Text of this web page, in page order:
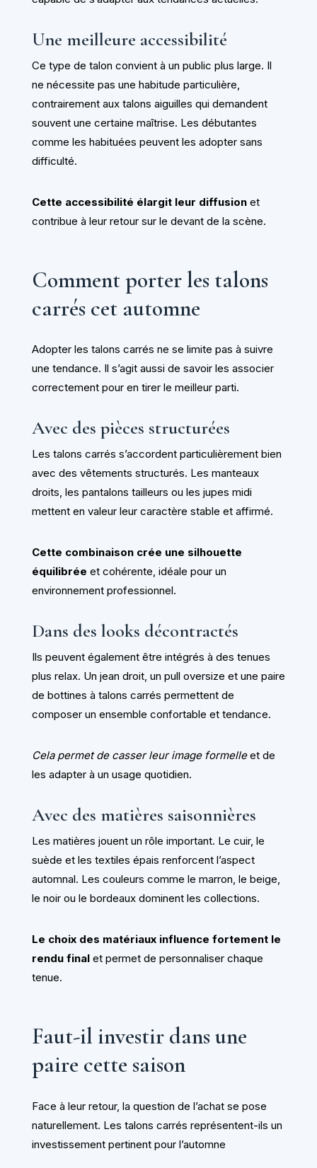
Une meilleure accessibilité
Ce type de talon convient à un public plus large. Il
ne nécessite pas une habitude particulière,
contrairement aux talons aiguilles qui demandent
souvent une certaine maîtrise. Les débutantes
comme les habituées peuvent les adopter sans
difficulté.
Cette accessibilité élargit leur diffusionet
contribue à leur retour sur le devant de la scène.
Comment porter les talons
carrés cet automne
Adopter les talons carrés ne se limite pas à suivre
une tendance. Il s’agit aussi de savoir les associer
correctement pour en tirer le meilleur parti.
Avec des pièces structurées
Les talons carrés s’accordent particulièrement bien
avec des vêtements structurés. Les manteaux
droits, les pantalons tailleurs ou les jupes midi
mettent en valeur leur caractère stable et affirmé.
Cette combinaison crée une silhouette
équilibrée et cohérente, idéale pour un
environnement professionnel.
Dans des looks décontractés
Ils peuvent également être intégrés à des tenues
plus relax. Un jean droit, un pull oversize et une paire
de bottines à talons carrés permettent de
composer un ensemble confortable et tendance.
Cela permet de casser leur image formelleet de
les adapter à un usage quotidien.
Avec des matières saisonnières
Les matières jouent un rôle important. Le cuir, le
suède et les textiles épais renforcent l’aspect
automnal. Les couleurs comme le marron, le beige,
le noir ou le bordeaux dominent les collections.
Le choix des matériaux influence fortement le
rendu finalet permet de personnaliser chaque
tenue.
Faut-il investir dans une
paire cette saison
Face à leur retour, la question de l’achat se pose
naturellement. Les talons carrés représentent-ils un
investissement pertinent pour l’automne